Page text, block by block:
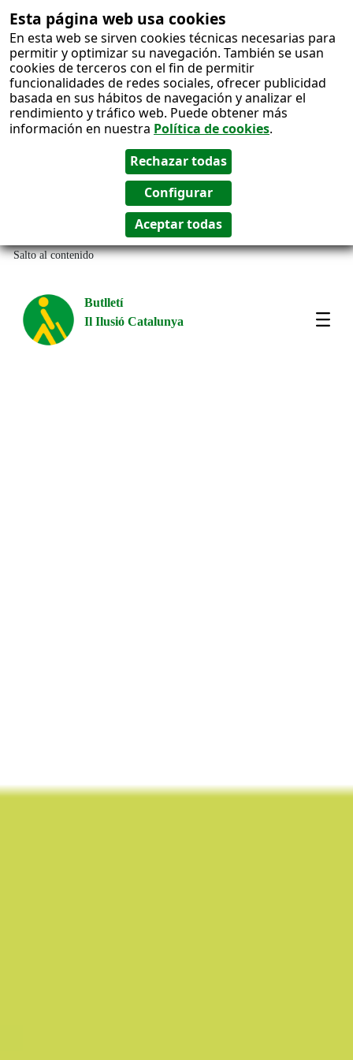
Esta página web usa cookies
En esta web se sirven cookies técnicas necesarias para
permitir y optimizar su navegación. También se usan
cookies de terceros con el fin de permitir
funcionalidades de redes sociales, ofrecer publicidad
basada en sus hábitos de navegación y analizar el
rendimiento y tráfico web. Puede obtener más
información en nuestra Política de cookies.
Salto al contenido
Butlletí
Il Ilusió Catalunya